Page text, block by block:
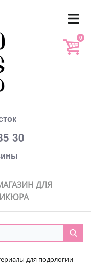
30
0
ДЛЯ
для подологии